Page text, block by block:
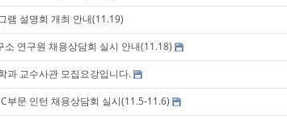
램 설명회 개최 안내(11.19)
소 연구원 채용상담회 실시 안내(11.18)
과 교수사관 모집요강입니다.
부문 인턴 채용상담회 실시(11.5-11.6)